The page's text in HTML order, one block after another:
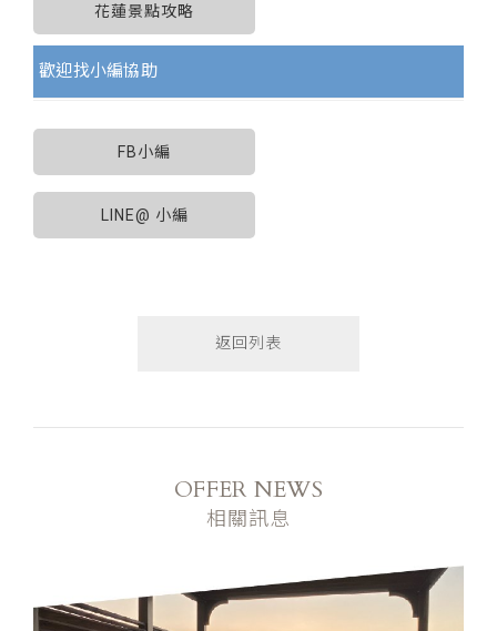
花蓮景點攻略
歡迎找小編協助
FB小編
LINE@ 小編
返回列表
OFFER NEWS
相關訊息